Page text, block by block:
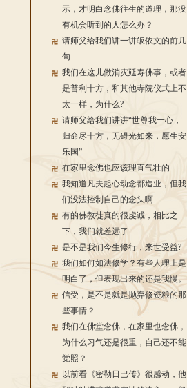
示，才明白念佛往生的道理，那没
有机会听到的人怎么办？
请师父给我们讲一讲皈依文的前几
句
我们在这儿做消灾延寿佛事，或者
是普利十方，和其他寺院仪式上不
太一样，为什么?
请师父给我们讲讲“世尊我一心，
归命尽十方，无碍光如来，愿生安
乐国”
在家里念佛也应该理直气壮的
我知道凡夫起心动念都造业，但我
们没法控制自己的念头啊
有的佛教徒真的很虔诚，相比之
下，我们就差远了
是不是我们今生修行，来世受益?
我们如何如法修学？有些人理上是
明白了，但表现出来的还是我慢。
信受，是不是就是抛弃修资粮的那
些事情？
我们在佛堂念佛，在家里也念佛，
为什么习气还是很重，自己还不能
觉照？
以前看《密勒日巴传》很感动，他